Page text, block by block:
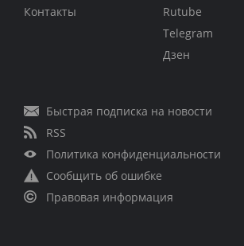
Контакты
Rutube
Telegram
Дзен
Быстрая подписка на новости
RSS
Политика конфиденциальности
Сообщить об ошибке
Правовая информация